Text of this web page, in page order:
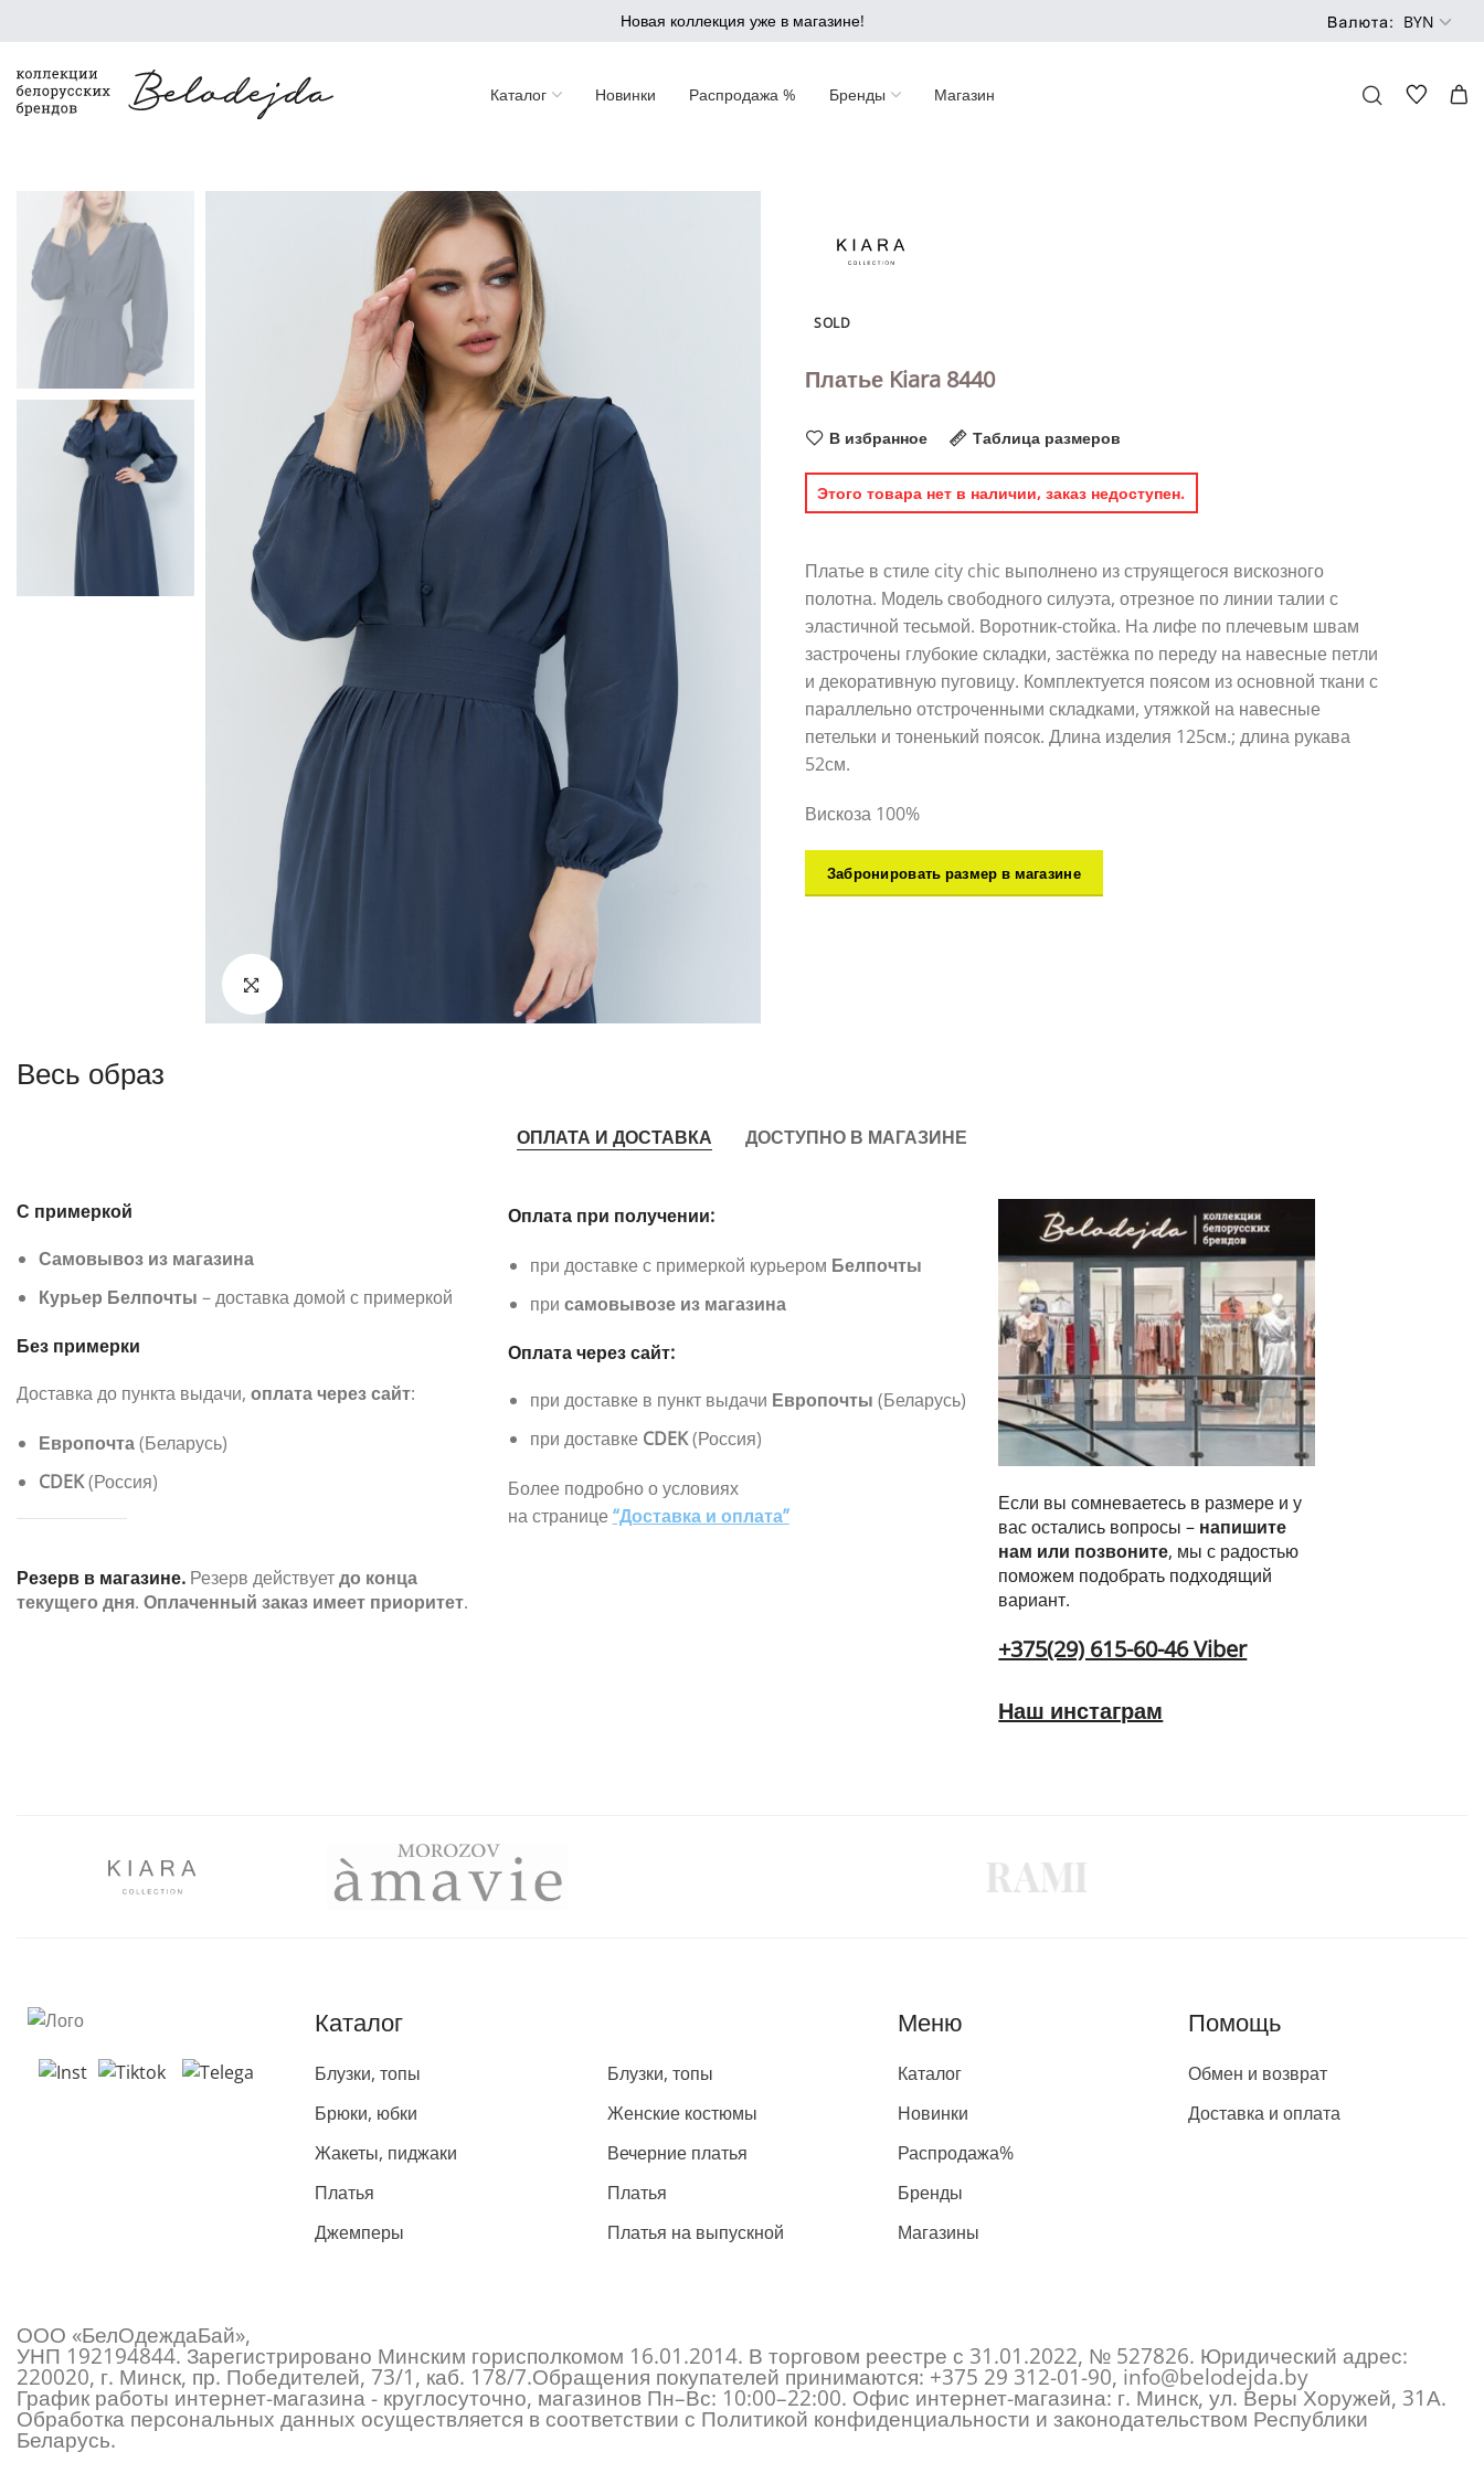
Новая коллекция уже в магазине!
Каталог Новинки Распродажа % Бренды Магазин
SOLD
Платье Kiara 8440
В избранное Таблица размеров
Этого товара нет в наличии, заказ недоступен.
Платье в стиле city chic выполнено из струящегося вискозного
полотна. Модель свободного силуэта, отрезное по линии талии с
эластичной тесьмой. Воротник-стойка. На лифе по плечевым швам
застрочены глубокие складки, застёжка по переду на навесные петли
и декоративную пуговицу. Комплектуется поясом из основной ткани с
параллельно отстроченными складками, утяжкой на навесные
петельки и тоненький поясок. Длина изделия 125см.; длина рукава
52см.
Вискоза 100%
Забронировать размер в магазине
Весь образ
ОПЛАТА И ДОСТАВКА ДОСТУПНО В МАГАЗИНЕ
С примеркой
Самовывоз из магазина
Курьер Белпочты – доставка домой с примеркой
Без примерки
Доставка до пункта выдачи, оплата через сайт:
Европочта(Беларусь)
CDEK(Россия)
Резерв в магазине. Резерв действуетдо конца
текущего дня. Оплаченный заказ имеет приоритет.
Оплата при получении:
при доставке с примеркой курьером Белпочты
при самовывозе из магазина
Оплата через сайт:
при доставке в пункт выдачи Европочты (Беларусь)
при доставке CDEK(Россия)
Более подробно о условиях
на странице “Доставка и оплата”
Если вы сомневаетесь в размере и у
вас остались вопросы – напишите
нам или позвоните, мы с радостью
поможем подобрать подходящий
вариант.
+375(29) 615-60-46 Viber
Наш инстаграм
Каталог
Блузки, топы
Брюки, юбки
Жакеты, пиджаки
Платья
Джемперы
Блузки, топы
Женские костюмы
Вечерние платья
Платья
Платья на выпускной
Меню
Каталог
Новинки
Распродажа%
Бренды
Магазины
Помощь
Обмен и возврат
Доставка и оплата
ООО «БелОдеждаБай»,
УНП 192194844. Зарегистрировано Минским горисполкомом 16.01.2014. В торговом реестре с 31.01.2022, № 527826. Юридический адрес:
220020, г. Минск, пр. Победителей, 73/1, каб. 178/7.Обращения покупателей принимаются:+375 29 312-01-90, info@belodejda.by
График работы интернет-магазина - круглосуточно, магазинов Пн–Вс: 10:00–22:00. Офис интернет-магазина: г. Минск, ул. Веры Хоружей, 31А.
Обработка персональных данных осуществляется в соответствии с Политикой конфиденциальности и законодательством Республики
Беларусь.